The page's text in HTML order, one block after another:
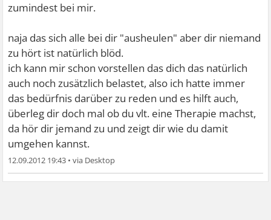
zumindest bei mir.
naja das sich alle bei dir "ausheulen" aber dir niemand
zu hört ist natürlich blöd.
ich kann mir schon vorstellen das dich das natürlich
auch noch zusätzlich belastet, also ich hatte immer
das bedürfnis darüber zu reden und es hilft auch,
überleg dir doch mal ob du vlt. eine Therapie machst,
da hör dir jemand zu und zeigt dir wie du damit
umgehen kannst.
12.09.2012 19:43 •